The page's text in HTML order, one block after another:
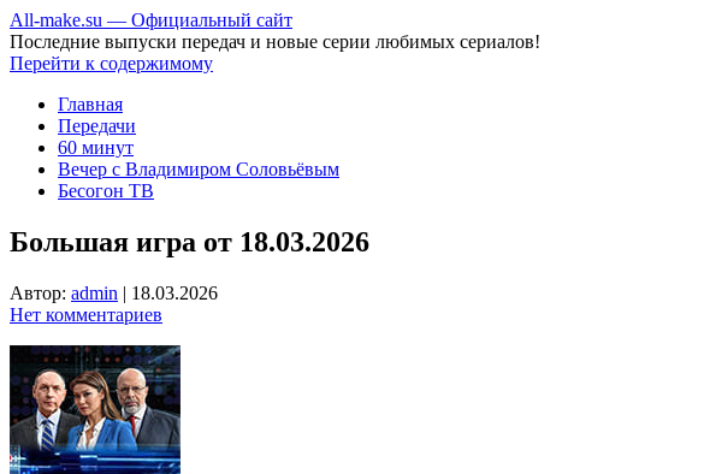
All-make.su — Официальный сайт
Последние выпуски передач и новые серии любимых сериалов!
Перейти к содержимому
Главная
Передачи
60 минут
Вечер с Владимиром Соловьёвым
Бесогон ТВ
Большая игра от 18.03.2026
Автор: admin | 18.03.2026
Нет комментариев